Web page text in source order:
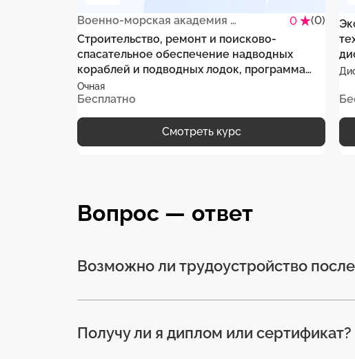
Военно-морская академия имени Адмирала Флота Советского Союза Н.Г. Кузнецова 0
(0)
Строительство, ремонт и поисково-
спасательное обеспечение надводных
кораблей и подводных лодок, программа
специалитета
Очная
Бесплатно
Смотреть курс
Вопрос — ответ
Возможно ли трудоустройство
Получу ли я диплом или сертификат?